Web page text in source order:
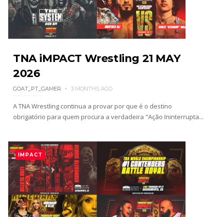
ÉPICO NO SUMMERSLAM: Roman Reigns supera
Seth Rollins em guerra brutal e retém o World
Heavyweight Championship
Unknown -Aug 03 2026
Rollins durante combate no SummerSlam
SCSA867-Aug 03 2026
NOVO CAMPEÃO NO SUMMERSLAM: Chad Gable
faz Penta desistir e conquista o
Intercontinental Championship
Unknown-Aug 03 2026
TNA iMPACT Wrestling 21 MAY
2026
GOAT_PT_GAMER 3 MONTHS AGO
A TNA Wrestling continua a provar por que é o destino
obrigatório para quem procura a verdadeira "Ação Ininterrupta...
IMPACT